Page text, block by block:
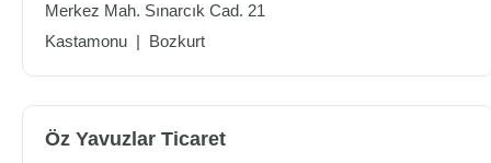
Merkez Mah. Sınarcık Cad. 21
Kastamonu | Bozkurt
Öz Yavuzlar Ticaret